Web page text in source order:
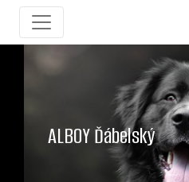
ALBOY Ďábelský